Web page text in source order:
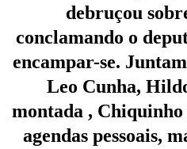
debruçou
conclamando o
encampar-se.
Leo Cunha,
montada ,
agendas pessoais,